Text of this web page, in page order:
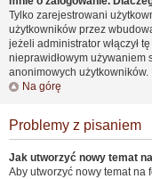
Tylko zarejestrowani
użytkowników przez
jeżeli administrator włączył
nieprawidłowym używaniem
anonimowych użytkowników.
Na górę
Problemy z pisaniem
Jak utworzyć nowy temat
Aby utworzyć nowy temat na